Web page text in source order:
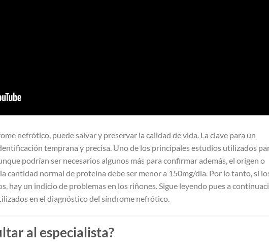
nefrótico, puede salvar y preservar la calidad de vida. La clave para un
temprana y precisa. Uno de los principales estudios utilizados
podrían ser necesarios algunos más para confirmar además, el origen o
cantidad normal de proteína debe ser menor a 150mg/día. Por lo tanto, si
hay un indicio de problemas en los riñones. Sigue leyendo pues a
en el diagnóstico del síndrome nefrótico.
al especialista?